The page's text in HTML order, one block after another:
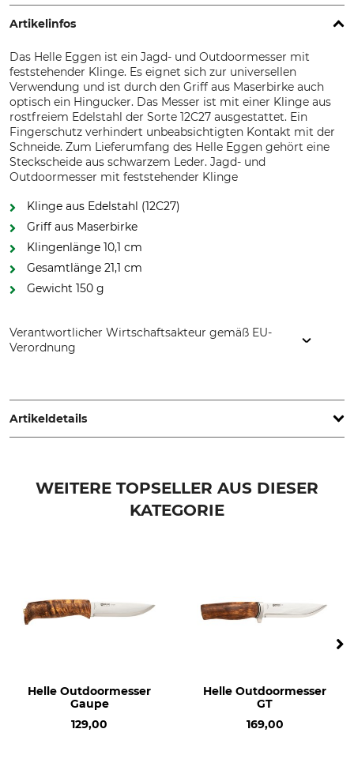
Artikelinfos
Das Helle Eggen ist ein Jagd- und Outdoormesser mit
feststehender Klinge. Es eignet sich zur universellen
Verwendung und ist durch den Griff aus Maserbirke auch
optisch ein Hingucker. Das Messer ist mit einer Klinge aus
rostfreiem Edelstahl der Sorte 12C27 ausgestattet. Ein
Fingerschutz verhindert unbeabsichtigten Kontakt mit der
Schneide. Zum Lieferumfang des Helle Eggen gehört eine
Steckscheide aus schwarzem Leder. Jagd- und
Outdoormesser mit feststehender Klinge
Klinge aus Edelstahl (12C27)
Griff aus Maserbirke
Klingenlänge 10,1 cm
Gesamtlänge 21,1 cm
Gewicht 150 g
Verantwortlicher Wirtschaftsakteur gemäß EU-
Verordnung
Norway, www.helle.com
Artikeldetails
Klingenlänge
Produkttyp
Jagdmesser
Modellbezeichnung
Eggen
WEITERE TOPSELLER AUS DIESER
KATEGORIE
Helle Outdoormesser
Gaupe
129,00
Helle Outdoormesser
GT
169,00